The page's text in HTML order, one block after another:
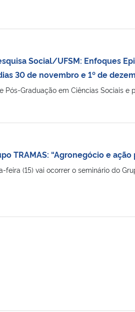
Social/UFSM: Enfoques
30 de novembro e 1º de
Graduação em Ciências Sociais e
TRAMAS: “Agronegócio e
(15) vai ocorrer o seminário do